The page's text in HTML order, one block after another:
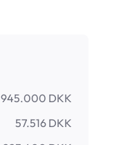
945.000 DKK
57.516 DKK